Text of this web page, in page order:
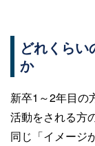
どれくら
か
新卒1～2年目の
活動をされる方
同じ「イメージ